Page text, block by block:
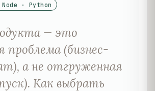
· Python
— это
проблема (бизнес-
а не отгруженная
Как выбрать